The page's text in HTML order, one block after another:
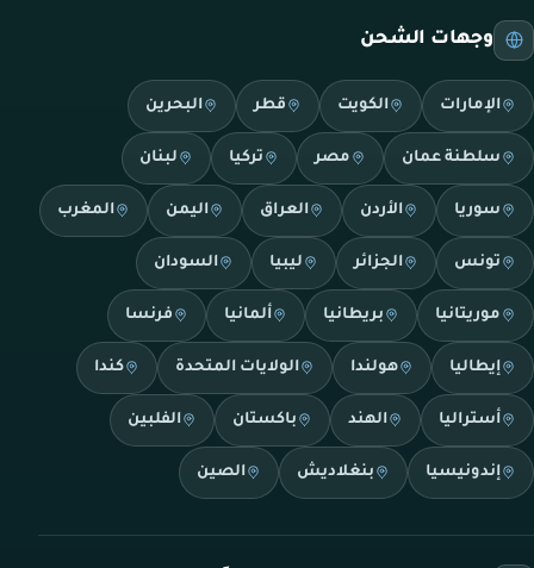
وجهات الشحن
الإمارات الكويت قطر البحرين
سلطنة عمان مصر تركيا لبنان
سوريا الأردن العراق اليمن المغرب
تونس الجزائر ليبيا السودان
موريتانيا بريطانيا ألمانيا فرنسا
إيطاليا هولندا الولايات المتحدة كندا
أستراليا الهند باكستان الفلبين
إندونيسيا بنغلاديش الصين